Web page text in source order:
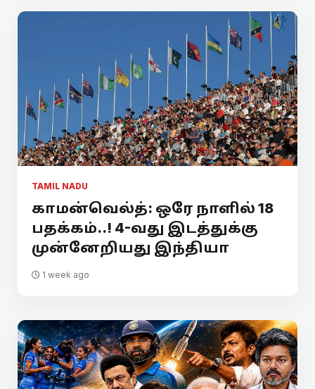
TAMIL NADU
காமன்வெல்த்: ஒரே நாளில் 18
பதக்கம்..! 4-வது இடத்துக்கு
முன்னேறியது இந்தியா
1 week ago